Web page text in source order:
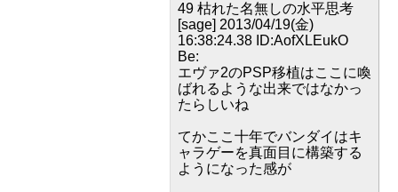
49 枯れた名無しの水平思考
[sage] 2013/04/19(金)
16:38:24.38 ID:AofXLEukO
Be:
エヴァ2のPSP移植はここに喚
ばれるような出来ではなかっ
たらしいね
てかここ十年でバンダイはキ
ャラゲーを真面目に構築する
ようになった感が